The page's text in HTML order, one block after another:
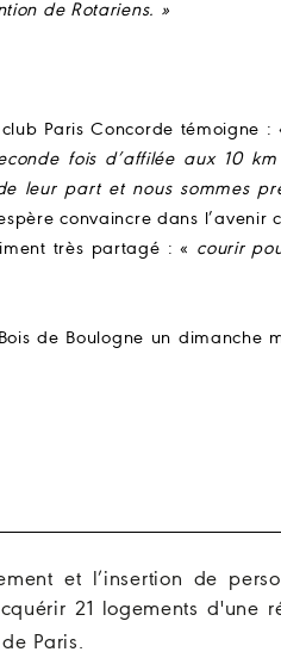
de Rotariens. »
Paris Concorde témoigne :
fois d’affilée aux 10
leur part et nous sommes
convaincre dans l’avenir
très partagé : « courir
de Boulogne un dimanche
et l’insertion de
21 logements d'une
Paris.